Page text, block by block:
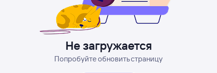
Не загружается
Попробуйте обновить страницу